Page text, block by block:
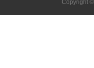
Copyright